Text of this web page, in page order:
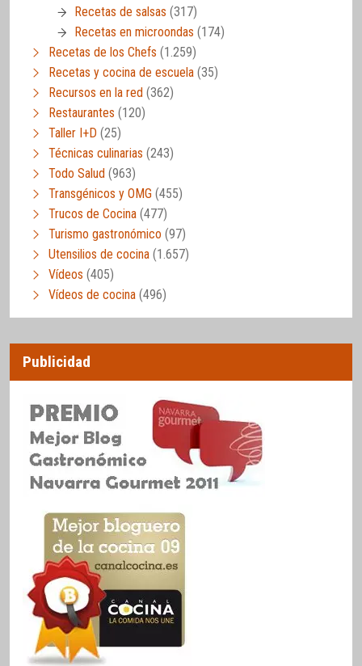
Recetas de salsas (317)
Recetas en microondas (174)
Recetas de los Chefs (1.259)
Recetas y cocina de escuela (35)
Recursos en la red (362)
Restaurantes (120)
Taller I+D (25)
Técnicas culinarias (243)
Todo Salud (963)
Transgénicos y OMG (455)
Trucos de Cocina (477)
Turismo gastronómico (97)
Utensilios de cocina (1.657)
Vídeos (405)
Vídeos de cocina (496)
Publicidad